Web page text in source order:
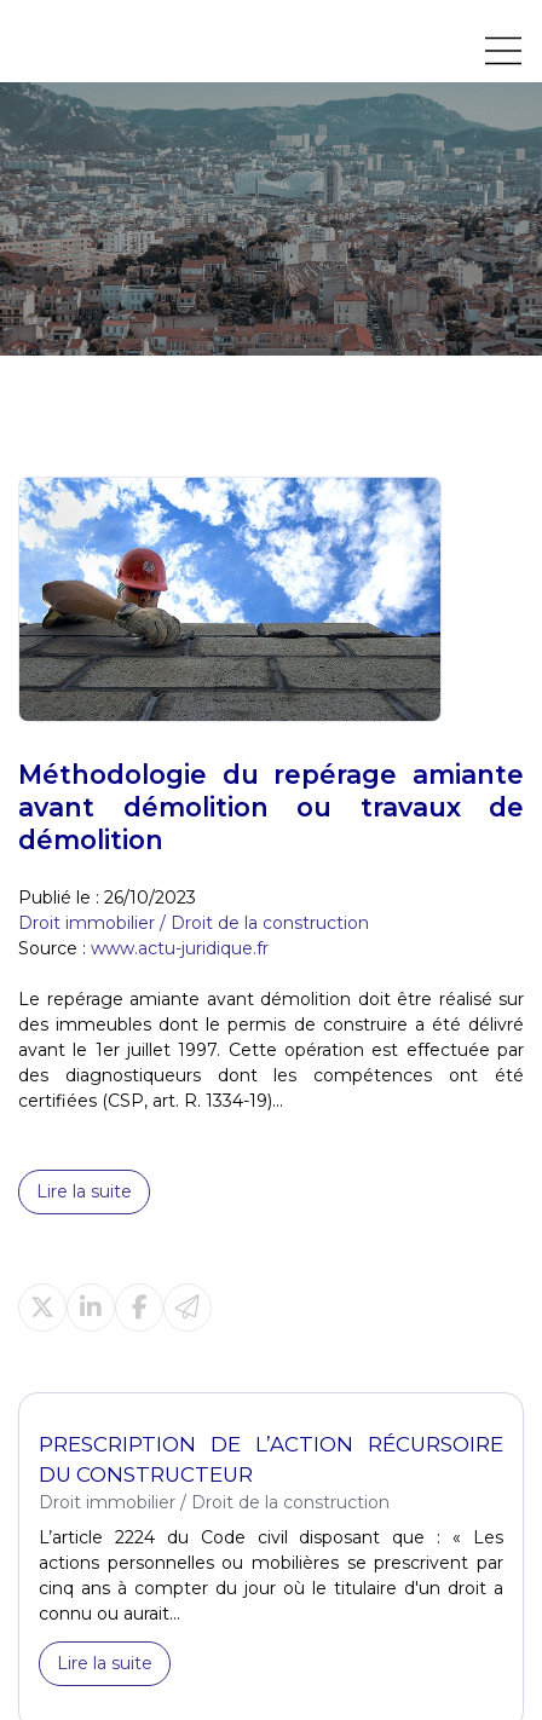
Méthodologie du repérage amiante
avant démolition ou travaux de
démolition
Publié le : 26/10/2023
Droit immobilier / Droit de la construction
Source : www.actu-juridique.fr
Le repérage amiante avant démolition doit être réalisé sur
des immeubles dont le permis de construire a été délivré
avant le 1er juillet 1997. Cette opération est effectuée par
des diagnostiqueurs dont les compétences ont été
certifiées (CSP, art. R. 1334-19)...
Lire la suite
PRESCRIPTION DE L’ACTION RÉCURSOIRE
DU CONSTRUCTEUR
Droit immobilier / Droit de la construction
L’article 2224 du Code civil disposant que : « Les
actions personnelles ou mobilières se prescrivent par
cinq ans à compter du jour où le titulaire d'un droit a
connu ou aurait...
Lire la suite